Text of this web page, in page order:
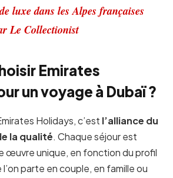
luxe dans les Alpes françaises
Le Collectionist
Emirates
un voyage à Dubaï ?
Holidays, c’est l’alliance du
la qualité. Chaque séjour est
œuvre unique, en fonction du profil
parte en couple, en famille ou